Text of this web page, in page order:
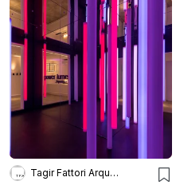
Tagir Fattori Arquitetura